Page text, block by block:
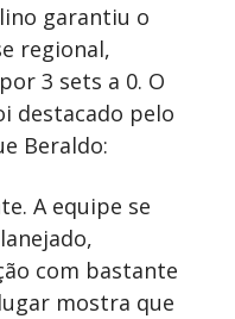
garantiu o
regional,
3 sets a 0. O
destacado pelo
Beraldo:
A equipe se
com bastante
mostra que